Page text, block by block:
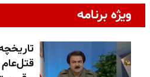
ویژه برنامه